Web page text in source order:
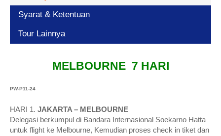
Syarat & Ketentuan
Tour Lainnya
MELBOURNE 7 HARI
PW-P11-24
HARI 1. JAKARTA – MELBOURNE
Delegasi berkumpul di Bandara Internasional Soekarno Hatta
untuk flight ke Melbourne, Kemudian proses check in tiket dan